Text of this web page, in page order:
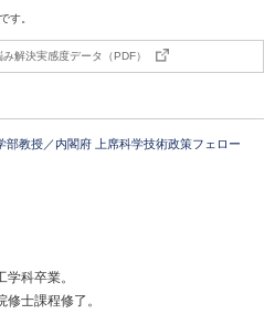
す。
解決実感度データ（PDF）
部教授／内閣府 上席科学技術政策フェロー
科卒業。
士課程修了。